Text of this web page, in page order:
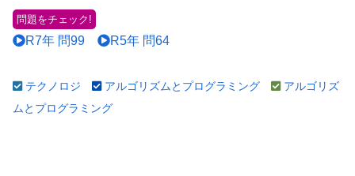
問題をチェック!
R7年 問99 R5年 問64
テクノロジ アルゴリズムとプログラミング
アルゴリズ
ムとプログラミング